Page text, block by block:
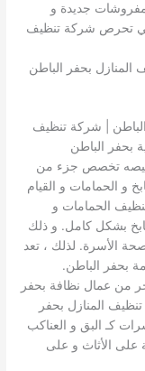
جديدة و
تحرص شركة تنظيف
بحفر الباطن
الباطن | شركة تنظيف
بحفر الباطن
تخصص جزء من
و الحمامات و القيام
تنظيف الحمامات و
بشكل كامل. و ذلك
الأسرة. لذلك ، تعد
بحفر الباطن.
من عمال نظافة بحفر
المنازل بحفر
كـ البق و العناكب
على الأثاث و على